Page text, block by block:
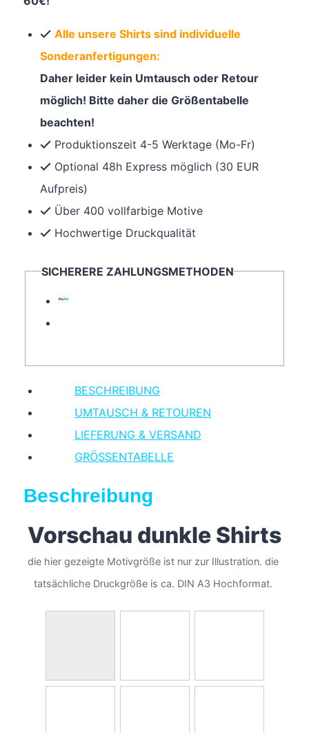
Alle unsere Shirts sind individuelle
Sonderanfertigungen:
Daher leider kein Umtausch oder Retour
möglich! Bitte daher die Größentabelle
beachten!
Produktionszeit 4-5 Werktage (Mo-Fr)
Optional 48h Express möglich (30 EUR
Aufpreis)
Über 400 vollfarbige Motive
Hochwertige Druckqualität
SICHERERE ZAHLUNGSMETHODEN
BESCHREIBUNG
UMTAUSCH & RETOUREN
LIEFERUNG & VERSAND
GRÖSSENTABELLE
Beschreibung
Vorschau dunkle Shirts